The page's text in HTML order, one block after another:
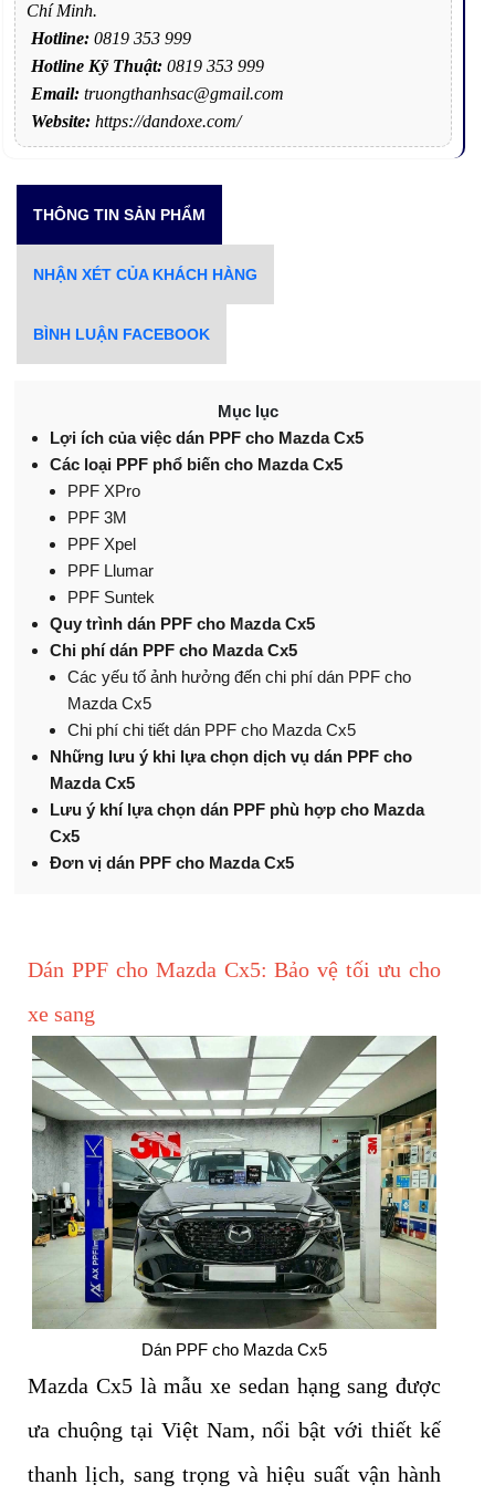
Chí Minh.
Hotline: 0819 353 999
Hotline Kỹ Thuật: 0819 353 999
Email: truongthanhsac@gmail.com
Website: https://dandoxe.com/
THÔNG TIN SẢN PHẨM
NHẬN XÉT CỦA KHÁCH HÀNG
BÌNH LUẬN FACEBOOK
Mục lục
Lợi ích của việc dán PPF cho Mazda Cx5
Các loại PPF phổ biến cho Mazda Cx5
PPF XPro
PPF 3M
PPF Xpel
PPF Llumar
PPF Suntek
Quy trình dán PPF cho Mazda Cx5
Chi phí dán PPF cho Mazda Cx5
​Các yếu tố ảnh hưởng đến chi phí dán PPF cho
Mazda Cx5
Chi phí chi tiết dán PPF cho Mazda Cx5
Những lưu ý khi lựa chọn dịch vụ dán PPF cho
Mazda Cx5
Lưu ý khí lựa chọn dán PPF phù hợp cho Mazda
Cx5
Đơn vị dán PPF cho Mazda Cx5
Dán PPF cho Mazda Cx5: Bảo vệ tối ưu cho
xe sang
Dán PPF cho Mazda Cx5
Mazda Cx5 là mẫu xe sedan hạng sang được
ưa chuộng tại Việt Nam, nổi bật với thiết kế
thanh lịch, sang trọng và hiệu suất vận hành